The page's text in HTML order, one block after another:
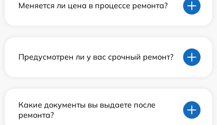
Меняется ли цена в процессе ремонта?
Предусмотрен ли у вас срочный ремонт?
Какие документы вы выдаете после
ремонта?